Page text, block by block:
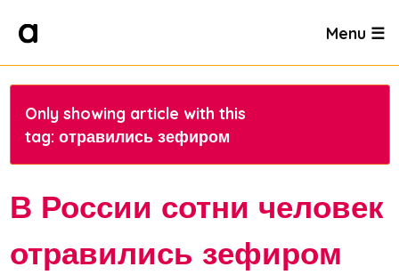
Menu ☰
Only showing article with this
tag: отравились зефиром
В России сотни человек
отравились зефиром